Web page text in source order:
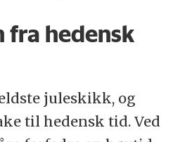
hedensk
juleskikk, og
til hedensk tid. Ved